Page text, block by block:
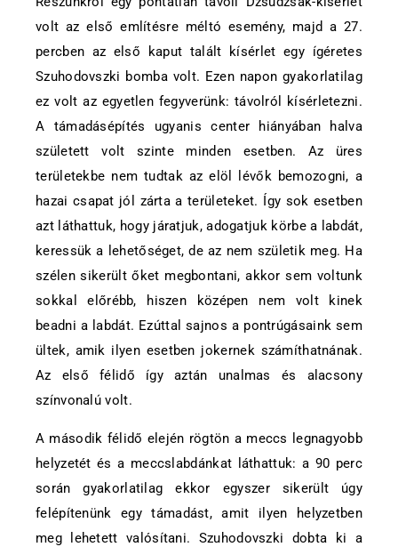
volt az első említésre méltó esemény, majd a 27.
percben az első kaput talált kísérlet egy ígéretes
Szuhodovszki bomba volt. Ezen napon gyakorlatilag
ez volt az egyetlen fegyverünk: távolról kísérletezni.
A támadásépítés ugyanis center hiányában halva
született volt szinte minden esetben. Az üres
területekbe nem tudtak az elöl lévők bemozogni, a
hazai csapat jól zárta a területeket. Így sok esetben
azt láthattuk, hogy járatjuk, adogatjuk körbe a labdát,
keressük a lehetőséget, de az nem születik meg. Ha
szélen sikerült őket megbontani, akkor sem voltunk
sokkal előrébb, hiszen középen nem volt kinek
beadni a labdát. Ezúttal sajnos a pontrúgásaink sem
ültek, amik ilyen esetben jokernek számíthatnának.
Az első félidő így aztán unalmas és alacsony
színvonalú volt.
A második félidő elején rögtön a meccs legnagyobb
helyzetét és a meccslabdánkat láthattuk: a 90 perc
során gyakorlatilag ekkor egyszer sikerült úgy
felépítenünk egy támadást, amit ilyen helyzetben
meg lehetett valósítani. Szuhodovszki dobta ki a